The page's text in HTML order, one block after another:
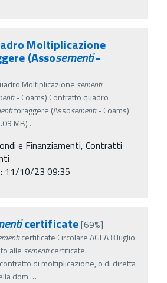
Moltiplicazione
(Assosementi-
Moltiplicazione sementi
- Coams) Contratto quadro
foraggere (Assosementi- Coams)
MB) .
e Finanziamenti, Contratti
: 11/10/23 09:35
certificate[69%]
certificate Circolare AGEA 8 luglio
alle sementicertificate.
di moltiplicazione, o di diretta
dom …